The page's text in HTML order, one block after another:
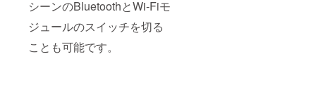
シーンのBluetoothとWi-Fiモ
ジュールのスイッチを切る
ことも可能です。